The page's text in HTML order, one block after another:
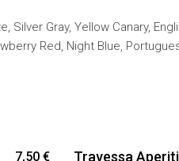
Silver Gray, Yellow Canary,
Red, Night Blue,
7,50 € Travessa